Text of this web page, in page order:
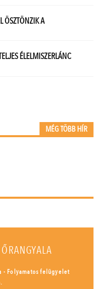
MÉG TÖBB HÍR
- Folyamatos felügyelet